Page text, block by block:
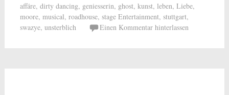
affäre, dirty dancing, geniesserin, ghost, kunst, leben, Liebe,
moore, musical, roadhouse, stage Entertainment, stuttgart,
swazye, unsterblich Einen Kommentar hinterlassen